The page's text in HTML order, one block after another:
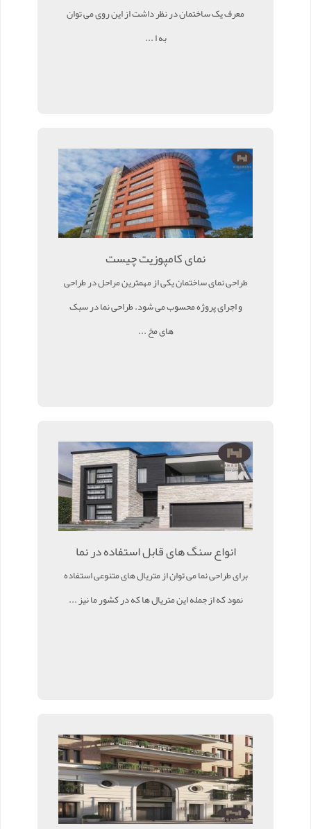
معرف یک ساختمان در نظر داشت از این روی می توان
به ا ...
نمای کامپوزیت چیست
طراحی نمای ساختمان یکی از مهمترین مراحل در طراحی
و اجرای پروژه محسوب می شود. طراحی نما در سبک
های مخ ...
انواع سنگ های قابل استفاده در نما
برای طراحی نما می توان از متریال های متنوعی استفاده
نمود که از جمله این متریال ها که در کشور ما نیز ...